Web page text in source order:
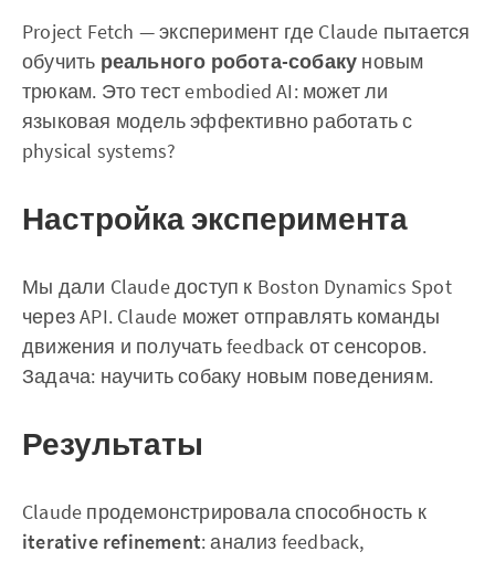
Project Fetch — эксперимент где Claude пытается
обучить реального робота-собаку новым
трюкам. Это тест embodied AI: может ли
языковая модель эффективно работать с
physical systems?
Настройка эксперимента
Мы дали Claude доступ к Boston Dynamics Spot
через API. Claude может отправлять команды
движения и получать feedback от сенсоров.
Задача: научить собаку новым поведениям.
Результаты
Claude продемонстрировала способность к
iterative refinement: анализ feedback,